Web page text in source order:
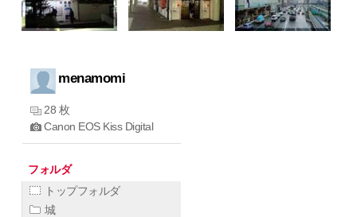
menamomi
28 枚
Canon EOS Kiss Digital
フォルダ
トップフォルダ
城